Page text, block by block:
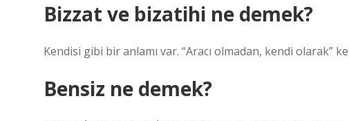
Bizzat ve bizatihi ne demek?
Kendisi gibi bir anlamı var. “Aracı olmadan, kendi olarak”
Bensiz ne demek?